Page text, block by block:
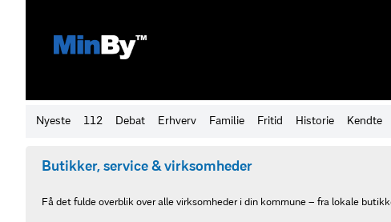
Nyeste 112 Debat Erhverv Familie Fritid Historie Kendte
Butikker, service & virksomheder
Få det fulde overblik over alle virksomheder i din kommune – fra lokale